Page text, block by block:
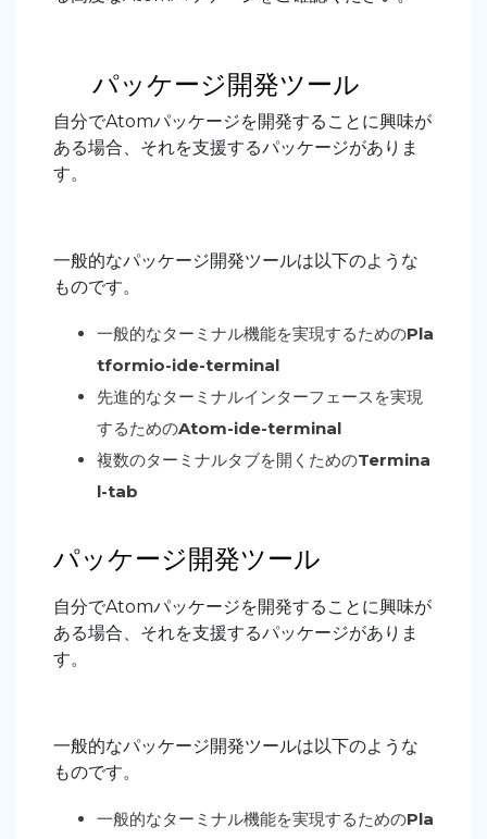
パッケージ開発ツール
自分でAtomパッケージを開発することに興味が
ある場合、それを支援するパッケージがありま
す。
一般的なパッケージ開発ツールは以下のような
ものです。
一般的なターミナル機能を実現するためのPla
tformio-ide-terminal
先進的なターミナルインターフェースを実現
するためのAtom-ide-terminal
複数のターミナルタブを開くためのTermina
l-tab
パッケージ開発ツール
自分でAtomパッケージを開発することに興味が
ある場合、それを支援するパッケージがありま
す。
一般的なパッケージ開発ツールは以下のような
ものです。
一般的なターミナル機能を実現するためのPla